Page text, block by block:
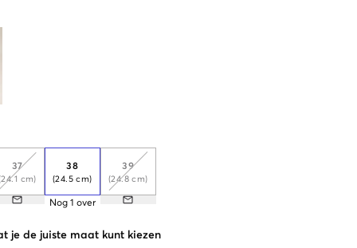
37
cm)
38
(24.5 cm)
Nog 1 over
39
(24.8 cm)
je de juiste maat kunt kiezen